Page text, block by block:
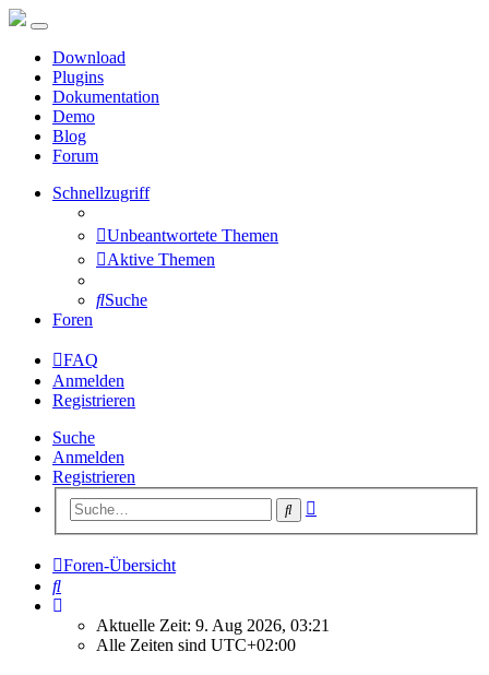
Download
Plugins
Dokumentation
Demo
Blog
Forum
Schnellzugriff
Unbeantwortete Themen
Aktive Themen
Suche
Foren
FAQ
Anmelden
Registrieren
Suche
Anmelden
Registrieren
Suche
Foren-Übersicht
Suche
Aktuelle Zeit: 9. Aug 2026, 03:21
Alle Zeiten sind UTC+02:00